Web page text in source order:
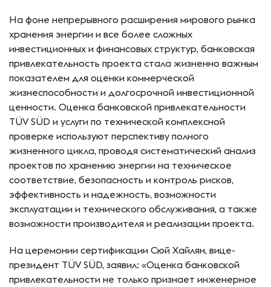
На фоне непрерывного расширения мирового рынка
хранения энергии и все более сложных
инвестиционных и финансовых структур, банковская
привлекательность проекта стала жизненно важным
показателем для оценки коммерческой
жизнеспособности и долгосрочной инвестиционной
ценности. Оценка банковской привлекательности
TÜV SÜD и услуги по технической комплексной
проверке используют перспективу полного
жизненного цикла, проводя систематический анализ
проектов по хранению энергии на техническое
соответствие, безопасность и контроль рисков,
эффективность и надежность, возможности
эксплуатации и технического обслуживания, а также
возможности производителя и реализации проекта.
На церемонии сертификации Сюй Хайлян, вице-
президент TÜV SÜD, заявил: «Оценка банковской
привлекательности не только признает инженерное